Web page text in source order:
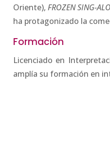
Oriente), FROZEN SING-
ha protagonizado la
Formación
Licenciado en
amplía su formación en